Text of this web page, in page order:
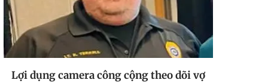
Lợi dụng camera công cộng theo dõi vợ